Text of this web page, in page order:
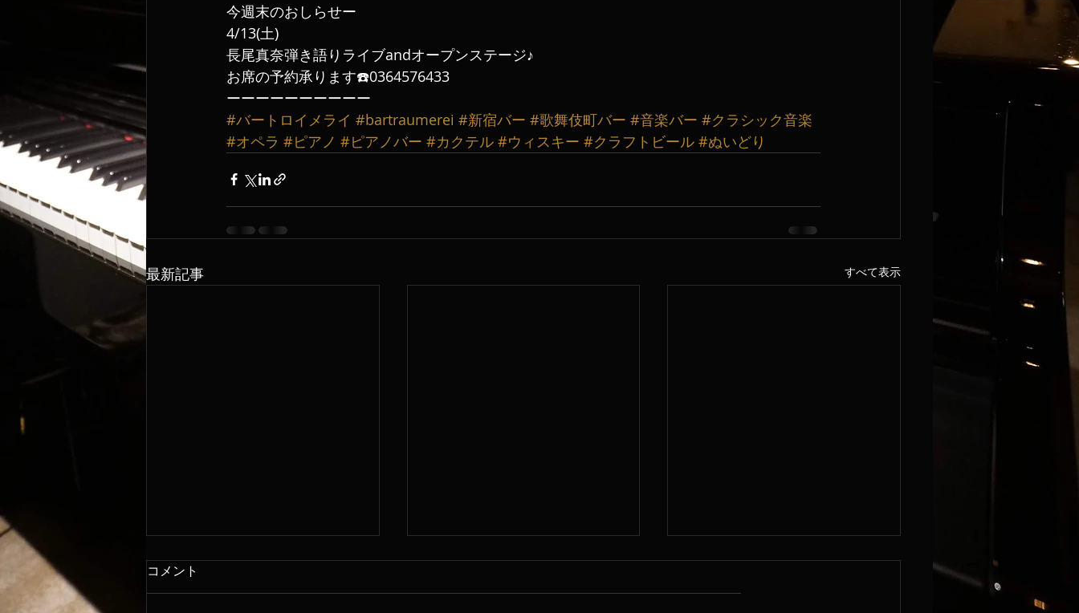
今週末のおしらせー
4/13(土)
長尾真奈弾き語りライブandオープンステージ♪
お席の予約承ります☎️0364576433
ーーーーーーーーーー
#バートロイメライ #bartraumerei #新宿バー #歌舞伎町バー #音楽バー #クラシック音楽
#オペラ #ピアノ #ピアノバー #カクテル #ウィスキー #クラフトビール #ぬいどり
最新記事 すべて表示
コメント